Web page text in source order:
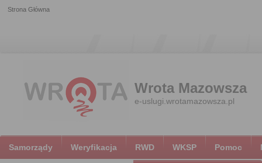
Strona Główna
Wrota Mazowsza
e-uslugi.wrotamazowsza.pl
Samorządy Weryfikacja RWD WKSP Pomoc